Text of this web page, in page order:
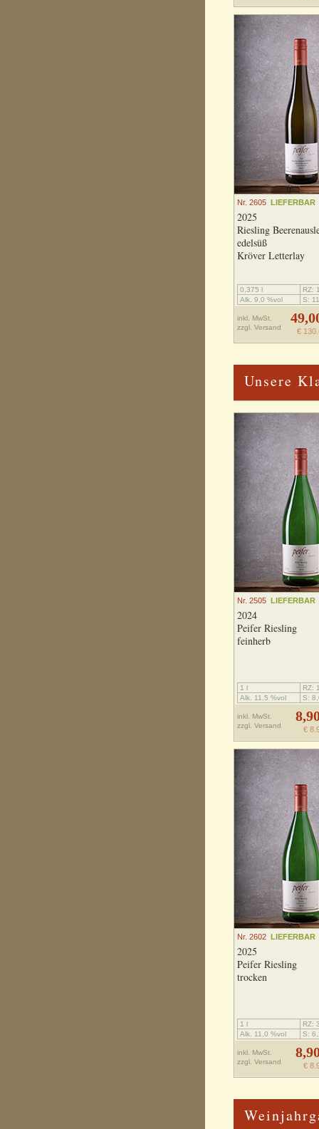
Nr. 2605 LIEFERBAR
2025
Riesling
edelsüß
Kröver Letterlay
0,375 l
RZ:
Alk. 9,0 %vol
S:
inkl. MwSt.
zzgl. Versand €
Unsere
Nr. 2505 LIEFERBAR
2024
Peifer Riesling
feinherb
1 l
RZ:
Alk. 11,5 %vol
S:
inkl. MwSt.
zzgl. Versand €
Nr. 2602 LIEFERBAR
2025
Peifer Riesling
trocken
1 l
RZ:
Alk. 11,0 %vol
S:
inkl. MwSt.
zzgl. Versand €